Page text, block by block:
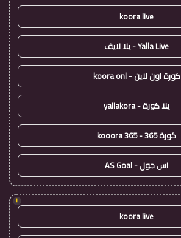
koora live
Yalla Live - يلا لايف
كورة اون لاين - koora onl
يلا كورة - yallakora
كورة 365 - kooora 365
اس جول - AS Goal
!
koora live